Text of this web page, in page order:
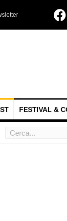
FESTIVAL &